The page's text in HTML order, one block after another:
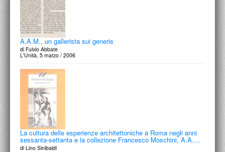
A.A.M., un gallerista sui generis
di Fulvio Abbate
L'Unità, 5 marzo / 2006
La cultura delle esperienze architettoniche a Roma negli anni
sessanta-settanta e la collezione Francesco Moschini, A.A.…
di Lino Sinibaldi